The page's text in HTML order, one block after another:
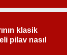
klasik
pilav nasıl